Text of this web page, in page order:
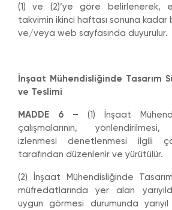
(1) ve (2)’ye göre belirlenerek,
takvimin ikinci haftası sonuna kadar
ve/veya web sayfasında duyurulur.
İnşaat Mühendisliğinde Tasarım
ve Teslimi
MADDE 6 – (1) İnşaat
çalışmalarının, yönlendirilmesi,
izlenmesi denetlenmesi ilgili
tarafından düzenlenir ve yürütülür.
(2) İnşaat Mühendisliğinde
müfredatlarında yer alan
uygun görmesi durumunda